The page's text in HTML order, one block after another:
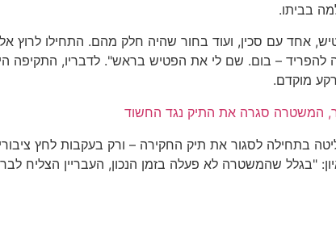
בביתו.
אחד עם סכין, ועוד בחור שהיה חלק מהם. התחילו לרוץ
– בום. שם לי את הפטיש בראש". לדבריו, התקיפה
מוקדם.
המשטרה סגרה את התיק נגד החשוד
בתחילה לסגור את תיק החקירה – ורק בעקבות לחץ
"בגלל שהמשטרה לא פעלה בזמן הנכון, העבריין הצליח